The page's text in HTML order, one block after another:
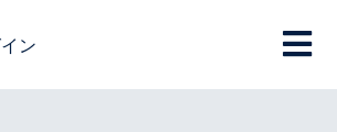
ン